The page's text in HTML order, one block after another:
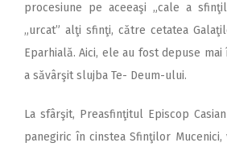
procesiune pe aceeaşi „cale a
„urcat” alţi sfinţi, către cetatea
Eparhială. Aici, ele au fost depuse mai
a săvârşit slujba Te- Deum-ului.
La sfârşit, Preasfinţitul Episcop
panegiric în cinstea Sfinţilor